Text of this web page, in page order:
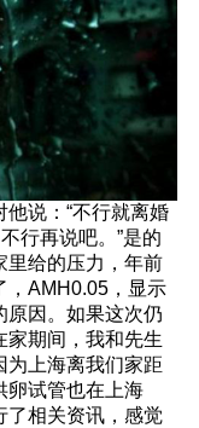
说：“不行就离婚
行再说吧。”是的
里给的压力，年前
，AMH0.05，显示
原因。如果这次仍
家期间，我和先生
为上海离我们家距
卵试管也在上海
了相关资讯，感觉